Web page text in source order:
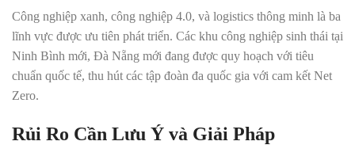
Công nghiệp xanh, công nghiệp 4.0, và logistics thông minh là ba
lĩnh vực được ưu tiên phát triển. Các khu công nghiệp sinh thái tại
Ninh Bình mới, Đà Nẵng mới đang được quy hoạch với tiêu
chuẩn quốc tế, thu hút các tập đoàn đa quốc gia với cam kết Net
Zero.
Rủi Ro Cần Lưu Ý và Giải Pháp